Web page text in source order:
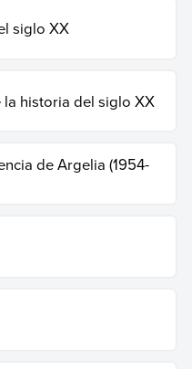
siglo XX
la historia del siglo XX
de Argelia (1954-